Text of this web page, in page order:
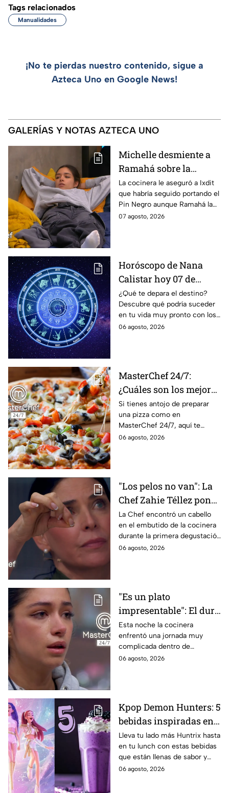
Tags relacionados
Manualidades
¡No te pierdas nuestro contenido, sigue a
Azteca Uno en Google News!
GALERÍAS Y NOTAS AZTECA UNO
Michelle desmiente a
Ramahá sobre la
designación del Pin
Negro a un integrante
de las "Divas" en
MasterChef 24/7
La cocinera le aseguró a Ixdit
que habría seguido portando el
Pin Negro aunque Ramahá la
hubiera subido al balcón
07 agosto, 2026
Horóscopo de Nana
Calistar hoy 07 de
agosto; estos signos
podrían dejar de estar
solteros más pronto de
lo que imaginan y
¿Qué te depara el destino?
Descubre qué podría suceder
en tu vida muy pronto con los
horóscopos de Nana Calistar;
06 agosto, 2026
MasterChef 24/7:
¿Cuáles son los mejores
quesos para preparar
pizza en casa?
Si tienes antojo de preparar
una pizza como en
MasterChef 24/7, aquí te
contamos todo lo que debes
06 agosto, 2026
"Los pelos no van": La
Chef Zahie Téllez pone
en evidencia a Carmen
en la gala de mandiles
negros de MasterChef
24/7
La Chef encontró un cabello
en el embutido de la cocinera
durante la primera degustación
de la noche
06 agosto, 2026
"Es un plato
impresentable": El duro
regaño que hizo llorar a
Michelle dentro de
MasterChef 24/7
Esta noche la cocinera
enfrentó una jornada muy
complicada dentro de
MasterChef 24/7.
06 agosto, 2026
Kpop Demon Hunters: 5
bebidas inspiradas en
las guerreras Huntrix
para llevar a la escuela
este regreso a clases
2026; son saludables y
Lleva tu lado más Huntrix hasta
en tu lunch con estas bebidas
que están llenas de sabor y
frescura.
06 agosto, 2026